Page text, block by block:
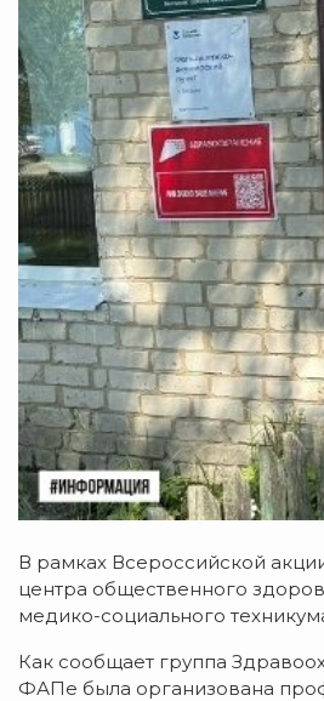
В рамках Всероссийской
центра общественного
медико-социального
Как сообщает группа
ФАПе была организована